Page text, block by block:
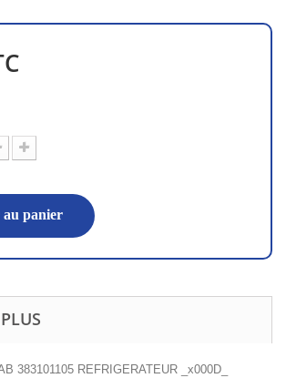
panier
383101105 REFRIGERATEUR _x000D_